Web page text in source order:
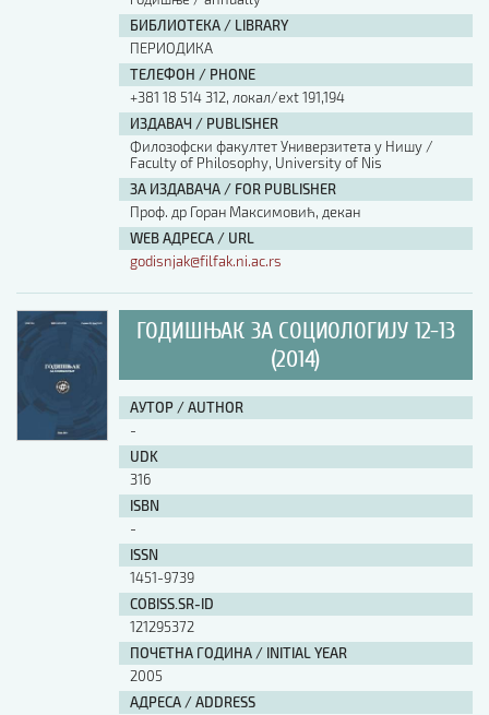
БИБЛИОТЕКА / LIBRARY
ПЕРИОДИКА
ТЕЛЕФОН / PHONE
+381 18 514 312, локал/ext 191,194
ИЗДАВАЧ / PUBLISHER
Филозофски факултет Универзитета у Нишу /
Faculty of Philosophy, University of Nis
ЗА ИЗДАВАЧА / FOR PUBLISHER
Проф. др Горан Максимовић, декан
WEB АДРЕСА / URL
godisnjak@filfak.ni.ac.rs
ГОДИШЊАК ЗА СОЦИОЛОГИЈУ 12-13
(2014)
АУТОР / AUTHOR
-
UDK
316
ISBN
-
ISSN
1451-9739
COBISS.SR-ID
121295372
ПОЧЕТНА ГОДИНА / INITIAL YEAR
2005
АДРЕСА / ADDRESS